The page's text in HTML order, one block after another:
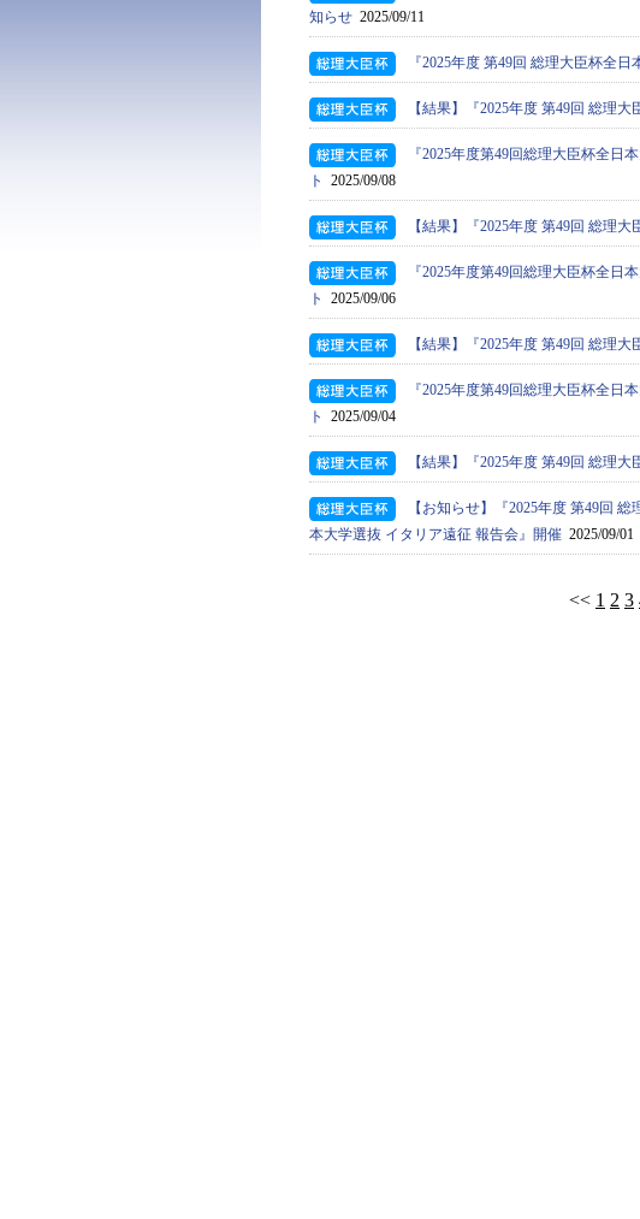
知らせ 2025/09/11
『2025年度 第49回 総理大臣杯全
【結果】『2025年度 第49回 総理
『2025年度第49回総理大臣杯全日
ト
2025/09/08
【結果】『2025年度 第49回 総理
『2025年度第49回総理大臣杯全日
ト
2025/09/06
【結果】『2025年度 第49回 総理
『2025年度第49回総理大臣杯全日
ト
2025/09/04
【結果】『2025年度 第49回 総理
【お知らせ】『2025年度 第49回
本大学選抜 イタリア遠征 報告会』開催 2025/09/01
<< 1 2 3